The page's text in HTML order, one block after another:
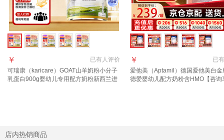
已有人评价
￥
可瑞康（karicare）GOAT山羊奶粉小分子
乳蛋白900g婴幼儿专用配方奶粉新西兰进
已有
￥
爱他美（Aptamil）德国爱他美白金
德爱婴幼儿配方奶粉含HMO【咨询
店内热销商品